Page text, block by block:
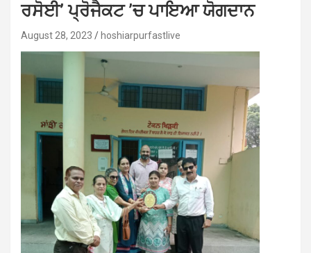
ਰਸੋਈ’ ਪ੍ਰੋਜੈਕਟ ’ਚ ਪਾਇਆ ਯੋਗਦਾਨ
August 28, 2023 hoshiarpurfastlive